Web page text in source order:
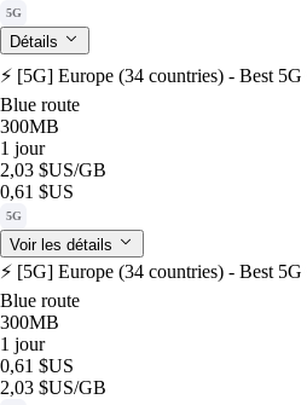
5G
Détails
⚡️ [5G] Europe (34 countries) - Best
Blue route
300MB
1 jour
2,03 $US/GB
0,61 $US
5G
Voir les détails
⚡️ [5G] Europe (34 countries) - Best
Blue route
300MB
1 jour
0,61 $US
2,03 $US/GB